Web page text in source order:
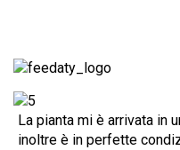
La pianta mi è arrivata in
inoltre è in perfette